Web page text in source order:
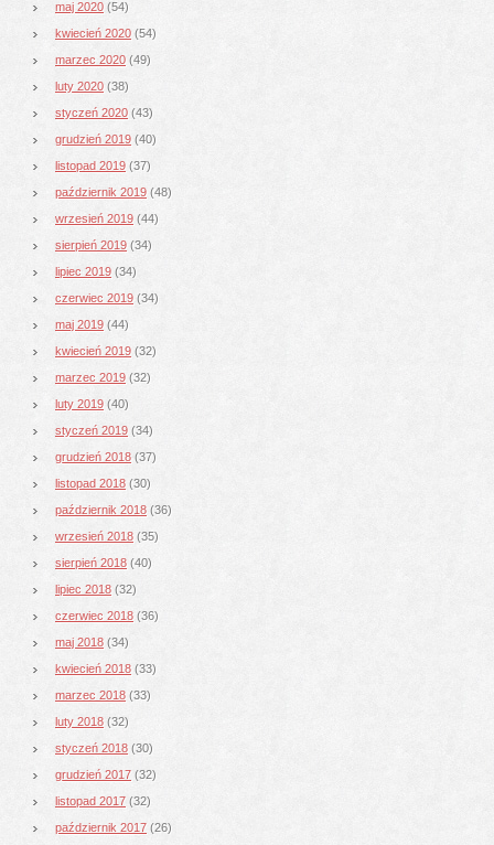
maj 2020 (54)
kwiecień 2020 (54)
marzec 2020 (49)
luty 2020 (38)
styczeń 2020 (43)
grudzień 2019 (40)
listopad 2019 (37)
październik 2019 (48)
wrzesień 2019 (44)
sierpień 2019 (34)
lipiec 2019 (34)
czerwiec 2019 (34)
maj 2019 (44)
kwiecień 2019 (32)
marzec 2019 (32)
luty 2019 (40)
styczeń 2019 (34)
grudzień 2018 (37)
listopad 2018 (30)
październik 2018 (36)
wrzesień 2018 (35)
sierpień 2018 (40)
lipiec 2018 (32)
czerwiec 2018 (36)
maj 2018 (34)
kwiecień 2018 (33)
marzec 2018 (33)
luty 2018 (32)
styczeń 2018 (30)
grudzień 2017 (32)
listopad 2017 (32)
październik 2017 (26)